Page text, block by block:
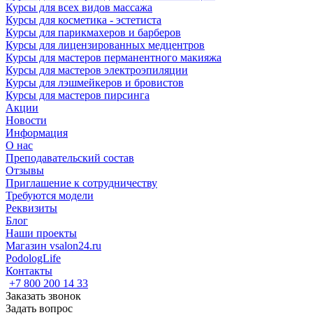
Курсы для всех видов массажа
Курсы для косметика - эстетиста
Курсы для парикмахеров и барберов
Курсы для лицензированных медцентров
Курсы для мастеров перманентного макияжа
Курсы для мастеров электроэпиляции
Курсы для лэшмейкеров и бровистов
Курсы для мастеров пирсинга
Акции
Новости
Информация
О нас
Преподавательский состав
Отзывы
Приглашение к сотрудничеству
Требуются модели
Реквизиты
Блог
Наши проекты
Магазин vsalon24.ru
PodologLife
Контакты
+7 800 200 14 33
Заказать звонок
Задать вопрос